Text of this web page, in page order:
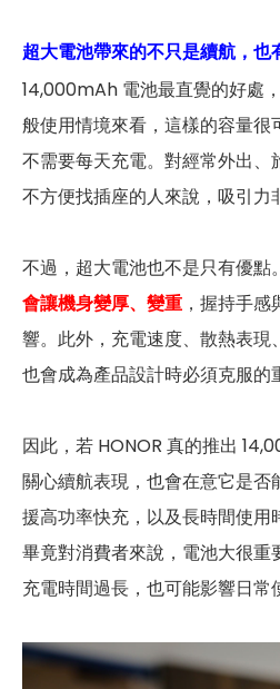
超大電池帶來的不只是續航，也
14,000mAh 電池最直覺的好處
般使用情境來看，這樣的容量很
不需要每天充電。對經常外出、
不方便找插座的人來說，吸引力
不過，超大電池也不是只有優點
會讓機身變厚、變重 ，握持手
響。此外，充電速度、散熱表現
也會成為產品設計時必須克服的
因此，若 HONOR 真的推出
關心續航表現，也會在意它是否
援高功率快充，以及長時間使用
畢竟對消費者來說，電池大很重
充電時間過長，也可能影響日常